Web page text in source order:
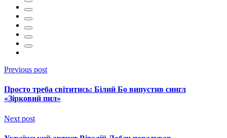
Previous post
Просто треба світитись: Білий Бо випустив сингл
«Зірковий пил»
Next post